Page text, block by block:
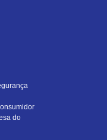
do